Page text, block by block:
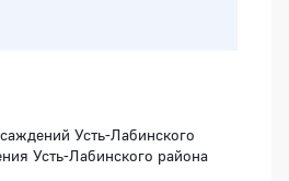
Усть-Лабинского
Усть-Лабинского района